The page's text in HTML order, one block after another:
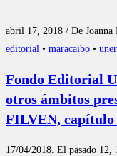
abril 17, 2018 / De Joanna
editorial • maracaibo •
Fondo Editorial
otros ámbitos
FILVEN,
17/04/2018. El pasado 12,